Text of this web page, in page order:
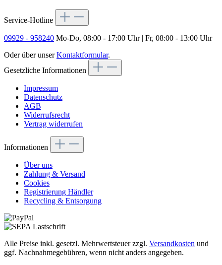
Service-Hotline
09929 - 958240 Mo-Do, 08:00 - 17:00 Uhr | Fr, 08:00 - 13:00 Uhr
Oder über unserKontaktformular.
Gesetzliche Informationen
Impressum
Datenschutz
AGB
Widerrufsrecht
Vertrag widerrufen
Informationen
Über uns
Zahlung & Versand
Cookies
Registrierung Händler
Recycling & Entsorgung
Alle Preise inkl. gesetzl. Mehrwertsteuer zzgl. Versandkosten und
ggf. Nachnahmegebühren, wenn nicht anders angegeben.